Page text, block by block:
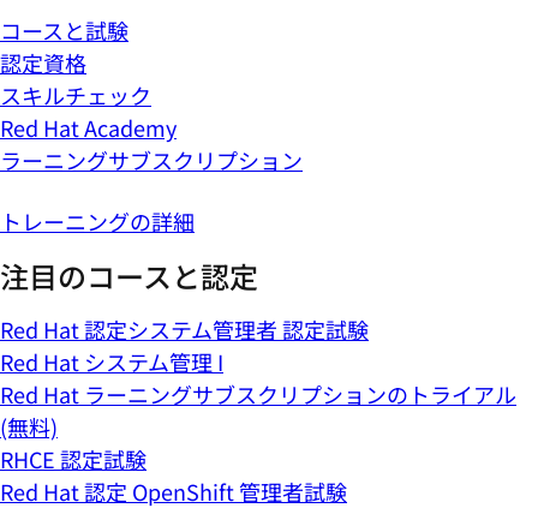
コースと試験
認定資格
スキルチェック
Red Hat Academy
ラーニングサブスクリプション
トレーニングの詳細
注目のコースと認定
Red Hat 認定システム管理者 認定試験
Red Hat システム管理 I
Red Hat ラーニングサブスクリプションのトライアル
(無料)
RHCE 認定試験
Red Hat 認定 OpenShift 管理者試験